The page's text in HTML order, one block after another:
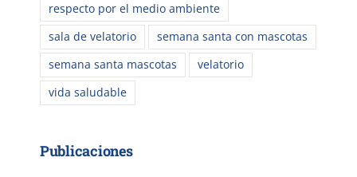
respecto por el medio ambiente
sala de velatorio
semana santa con mascotas
semana santa mascotas
velatorio
vida saludable
Publicaciones